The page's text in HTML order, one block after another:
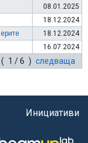
08.01.2025
18.12.2024
18.12.2024
16.07.2024
( 1 / 6 ) следваща
Инициативи